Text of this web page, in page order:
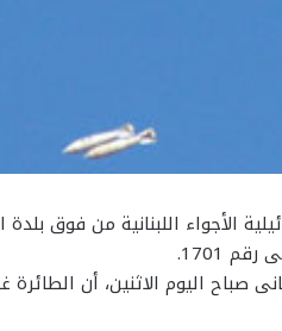
الأجواء اللبنانية من فوق
1701.
صباح اليوم الاثنين، أن